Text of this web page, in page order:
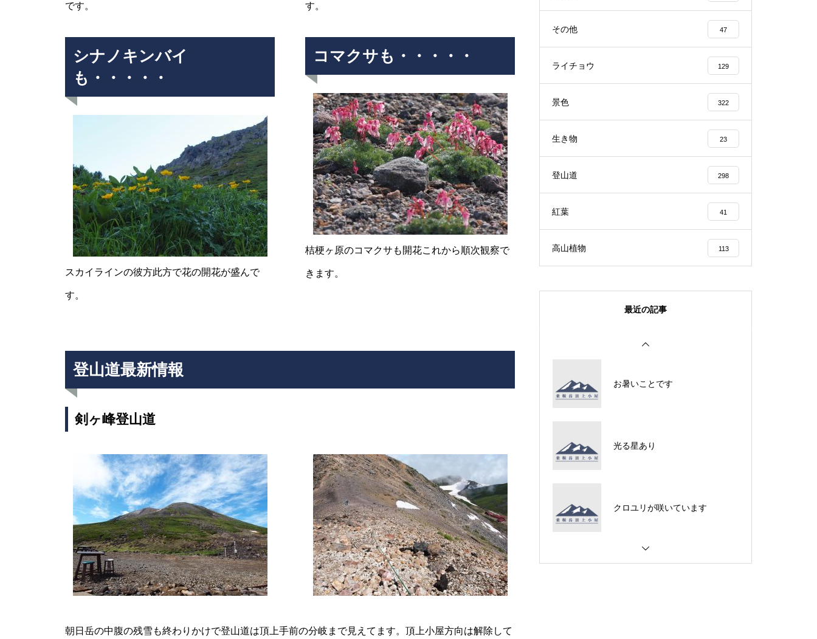
雷鳥注目されてます。 ライチョウは今 番いのライチョウを・・・
ライチョウの今は・・・ ライチョウの今は・・・
ライチョウの番を見る 白いライチョウを見る
は・・・・・
ライチョウは・・・・・
お盆は・・・・・ 御来光は・・・・・
御来光は・・・・・ ご来光は・・・・・
です。 す。
シナノキンバイ
も・・・・・
スカイラインの彼方此方で花の開花が盛んで
す。
コマクサも・・・・・
桔梗ヶ原のコマクサも開花これから順次観察で
きます。
登山道最新情報
剣ヶ峰登山道
朝日岳の中腹の残雪も終わりかけで登山道は頂上手前の分岐まで見えてます。頂上小屋方向は解除して
その他 47
ライチョウ 129
景色 322
生き物 23
登山道 298
紅葉 41
高山植物 113
最近の記事
お暑いことです
光る星あり
クロユリが咲いています